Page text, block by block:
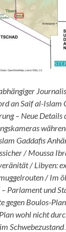
an Saif al-Islam
– Neue Details
Gaddafis
/ Moussa
/ Libyen:
/ Im
– Parlament und
gegen Boulos-
wohl nicht